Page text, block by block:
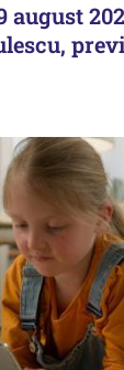
august